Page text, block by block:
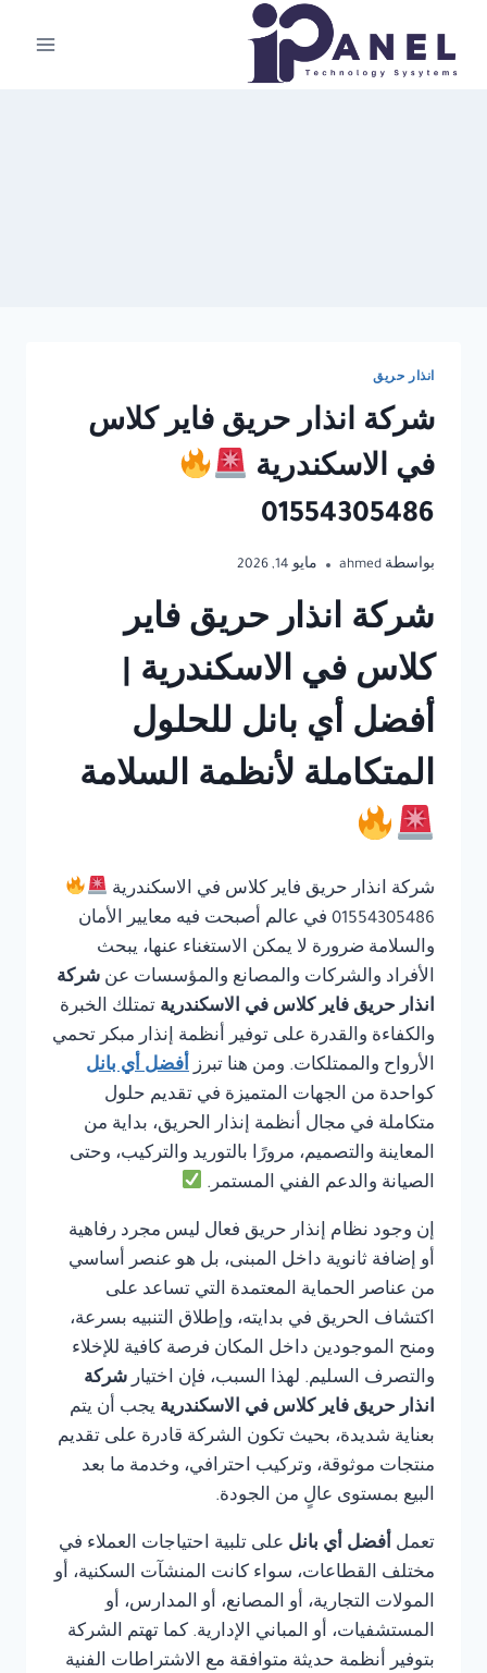
المحتوى
انذار حريق
شركة انذار حريق فاير كلاس
في الاسكندرية
01554305486
بواسطة ahmed مايو 14, 2026
شركة انذار حريق فاير
كلاس في الاسكندرية |
أفضل أي بانل للحلول
المتكاملة لأنظمة السلامة
شركة انذار حريق فاير كلاس في الاسكندرية
01554305486 في عالم أصبحت فيه معايير الأمان
والسلامة ضرورة لا يمكن الاستغناء عنها، يبحث
الأفراد والشركات والمصانع والمؤسسات عن شركة
انذار حريق فاير كلاس في الاسكندرية تمتلك الخبرة
والكفاءة والقدرة على توفير أنظمة إنذار مبكر تحمي
الأرواح والممتلكات. ومن هنا تبرز أفضل أي بانل
كواحدة من الجهات المتميزة في تقديم حلول
متكاملة في مجال أنظمة إنذار الحريق، بداية من
المعاينة والتصميم، مرورًا بالتوريد والتركيب، وحتى
الصيانة والدعم الفني المستمر.
إن وجود نظام إنذار حريق فعال ليس مجرد رفاهية
أو إضافة ثانوية داخل المبنى، بل هو عنصر أساسي
من عناصر الحماية المعتمدة التي تساعد على
اكتشاف الحريق في بدايته، وإطلاق التنبيه بسرعة،
ومنح الموجودين داخل المكان فرصة كافية للإخلاء
والتصرف السليم. لهذا السبب، فإن اختيار شركة
انذار حريق فاير كلاس في الاسكندرية يجب أن يتم
بعناية شديدة، بحيث تكون الشركة قادرة على تقديم
منتجات موثوقة، وتركيب احترافي، وخدمة ما بعد
البيع بمستوى عالٍ من الجودة.
تعمل أفضل أي بانل على تلبية احتياجات العملاء في
مختلف القطاعات، سواء كانت المنشآت السكنية، أو
المولات التجارية، أو المصانع، أو المدارس، أو
المستشفيات، أو المباني الإدارية. كما تهتم الشركة
بتوفير أنظمة حديثة متوافقة مع الاشتراطات الفنية